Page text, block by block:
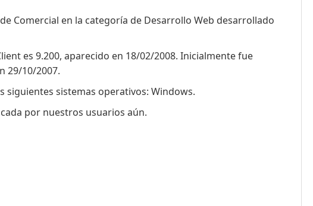
Comercial en la categoría de Desarrollo Web desarrollado
es 9.200, aparecido en 18/02/2008. Inicialmente fue
29/10/2007.
siguientes sistemas operativos: Windows.
por nuestros usuarios aún.